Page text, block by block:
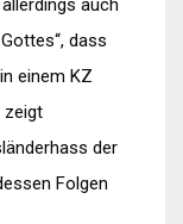
auch
dass
einem KZ
zeigt
der
Folgen